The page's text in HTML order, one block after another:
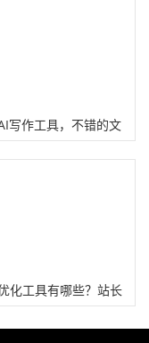
写作工具，不错的文
工具！
化工具有哪些？站长